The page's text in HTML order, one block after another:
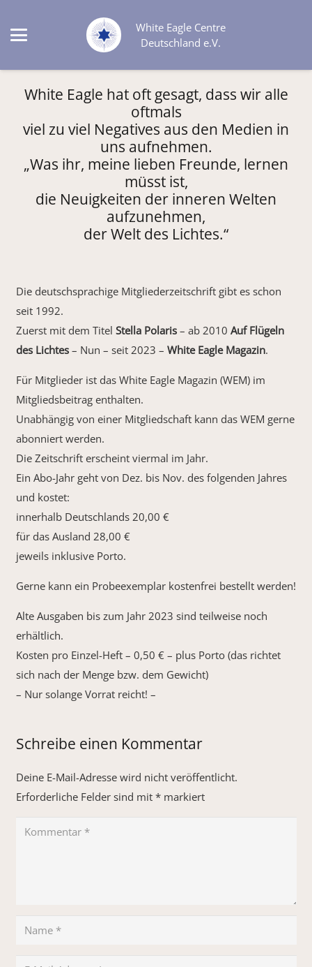
White Eagle Centre
Deutschland e.V.
White Eagle hat oft gesagt, dass wir alle
oftmals
viel zu viel Negatives aus den Medien in
uns aufnehmen.
„Was ihr, meine lieben Freunde, lernen
müsst ist,
die Neuigkeiten der inneren Welten
aufzunehmen,
der Welt des Lichtes.“
Die deutschsprachige Mitgliederzeitschrift gibt es schon
seit 1992.
Zuerst mit dem Titel Stella Polaris– ab 2010 Auf Flügeln
des Lichtes– Nun – seit 2023 – White Eagle Magazin.
Für Mitglieder ist das White Eagle Magazin (WEM) im
Mitgliedsbeitrag enthalten.
Unabhängig von einer Mitgliedschaft kann das WEM gerne
abonniert werden.
Die Zeitschrift erscheint viermal im Jahr.
Ein Abo-Jahr geht von Dez. bis Nov. des folgenden Jahres
und kostet:
innerhalb Deutschlands 20,00 €
für das Ausland 28,00 €
jeweils inklusive Porto.
Gerne kann ein Probeexemplar kostenfrei bestellt werden!
Alte Ausgaben bis zum Jahr 2023 sind teilweise noch
erhältlich.
Kosten pro Einzel-Heft – 0,50 € – plus Porto (das richtet
sich nach der Menge bzw. dem Gewicht)
– Nur solange Vorrat reicht! –
Schreibe einen Kommentar
Deine E-Mail-Adresse wird nicht veröffentlicht.
Erforderliche Felder sind mit *markiert